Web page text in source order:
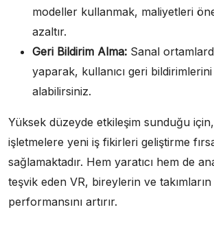
modeller kullanmak, maliyetleri
azaltır.
Geri Bildirim Alma: Sanal
yaparak, kullanıcı geri
alabilirsiniz.
Yüksek düzeyde etkileşim sunduğu
işletmelere yeni iş fikirleri geliştirme
sağlamaktadır. Hem yaratıcı hem de
teşvik eden VR, bireylerin ve takımların
performansını artırır.